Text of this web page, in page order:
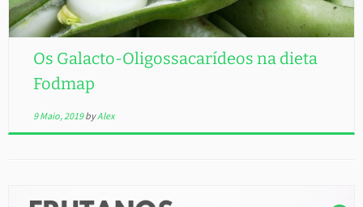
Os Galacto-Oligossacarídeos na dieta
Fodmap
9 Maio, 2019 byAlex